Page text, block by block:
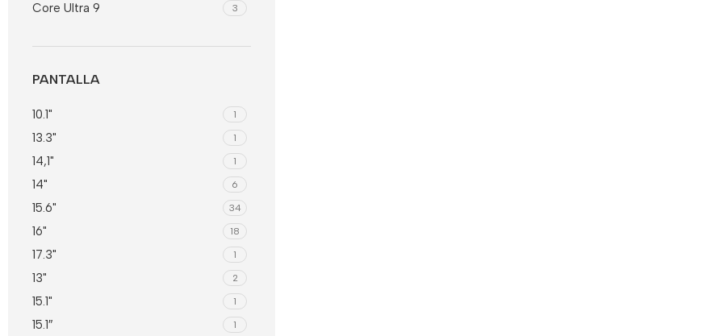
Core Ultra 9 3
PANTALLA
10.1" 1
13.3" 1
14,1" 1
14" 6
15.6" 34
16" 18
17.3" 1
13" 2
15.1" 1
15.1″ 1